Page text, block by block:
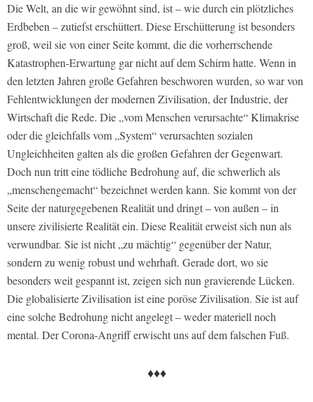
Die Welt, an die wir gewöhnt sind, ist – wie durch ein plötzliches
Erdbeben – zutiefst erschüttert. Diese Erschütterung ist besonders
groß, weil sie von einer Seite kommt, die die vorherrschende
Katastrophen-Erwartung gar nicht auf dem Schirm hatte. Wenn in
den letzten Jahren große Gefahren beschworen wurden, so war von
Fehlentwicklungen der modernen Zivilisation, der Industrie, der
Wirtschaft die Rede. Die „vom Menschen verursachte“ Klimakrise
oder die gleichfalls vom „System“ verursachten sozialen
Ungleichheiten galten als die großen Gefahren der Gegenwart.
Doch nun tritt eine tödliche Bedrohung auf, die schwerlich als
„menschengemacht“ bezeichnet werden kann. Sie kommt von der
Seite der naturgegebenen Realität und dringt – von außen – in
unsere zivilisierte Realität ein. Diese Realität erweist sich nun als
verwundbar. Sie ist nicht „zu mächtig“ gegenüber der Natur,
sondern zu wenig robust und wehrhaft. Gerade dort, wo sie
besonders weit gespannt ist, zeigen sich nun gravierende Lücken.
Die globalisierte Zivilisation ist eine poröse Zivilisation. Sie ist auf
eine solche Bedrohung nicht angelegt – weder materiell noch
mental. Der Corona-Angriff erwischt uns auf dem falschen Fuß.
♦♦♦